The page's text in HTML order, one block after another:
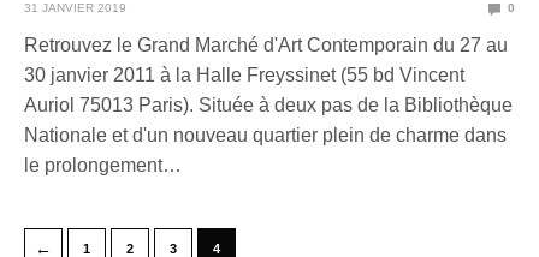
31 JANVIER 2019 0
Retrouvez le Grand Marché d'Art Contemporain du 27 au
30 janvier 2011 à la Halle Freyssinet (55 bd Vincent
Auriol 75013 Paris). Située à deux pas de la Bibliothèque
Nationale et d'un nouveau quartier plein de charme dans
le prolongement…
← 1 2 3 4